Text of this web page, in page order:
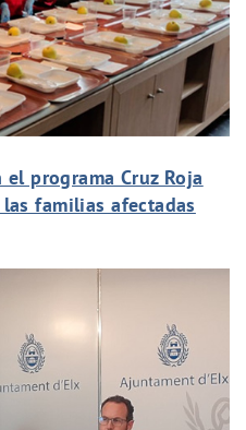
programa Cruz Roja
las familias afectadas